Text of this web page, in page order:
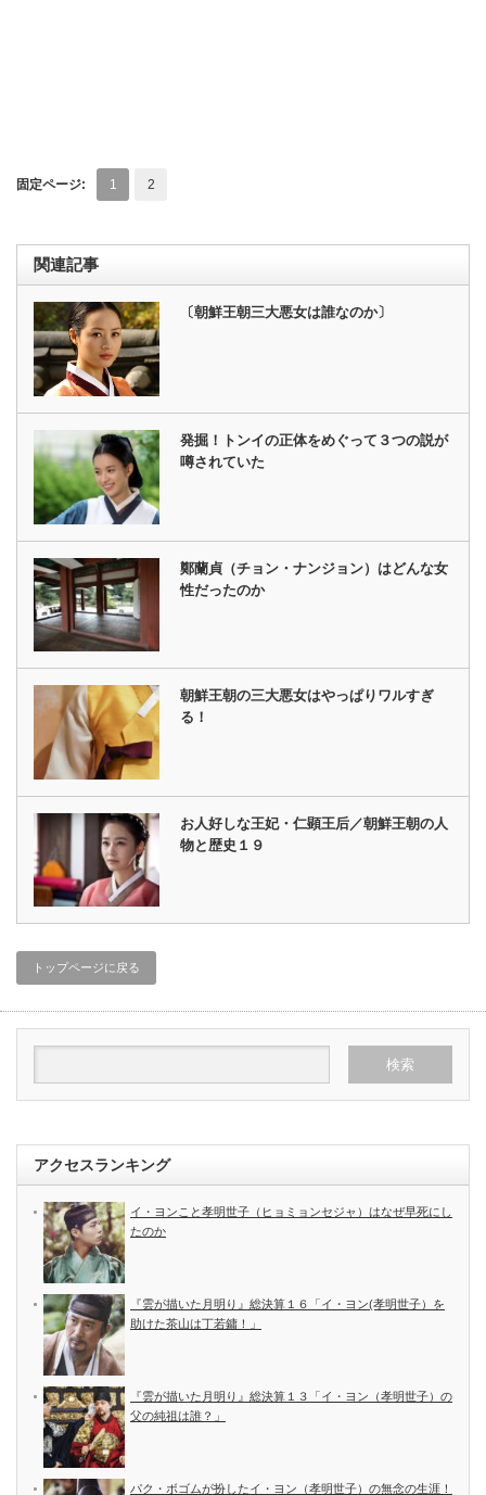
固定ページ: 1 2
関連記事
〔朝鮮王朝三大悪女は誰なのか〕
発掘！トンイの正体をめぐって３つの説が
噂されていた
鄭蘭貞（チョン・ナンジョン）はどんな女
性だったのか
朝鮮王朝の三大悪女はやっぱりワルすぎ
る！
お人好しな王妃・仁顕王后／朝鮮王朝の人
物と歴史１９
トップページに戻る
アクセスランキング
イ・ヨンこと孝明世子（ヒョミョンセジャ）はなぜ早死にし
たのか
『雲が描いた月明り』総決算１６「イ・ヨン(孝明世子）を
助けた茶山は丁若鏞！」
『雲が描いた月明り』総決算１３「イ・ヨン（孝明世子）の
父の純祖は誰？」
パク・ボゴムが扮したイ・ヨン（孝明世子）の無念の生涯！